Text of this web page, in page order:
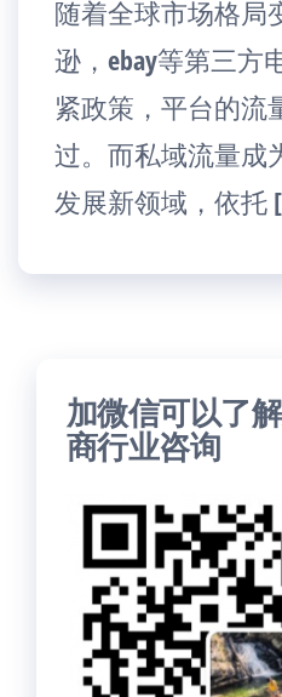
随着全球市场格局
逊，ebay等第三方
紧政策，平台的流
过。而私域流量成
发展新领域，依托
加微信可以了
商行业咨询